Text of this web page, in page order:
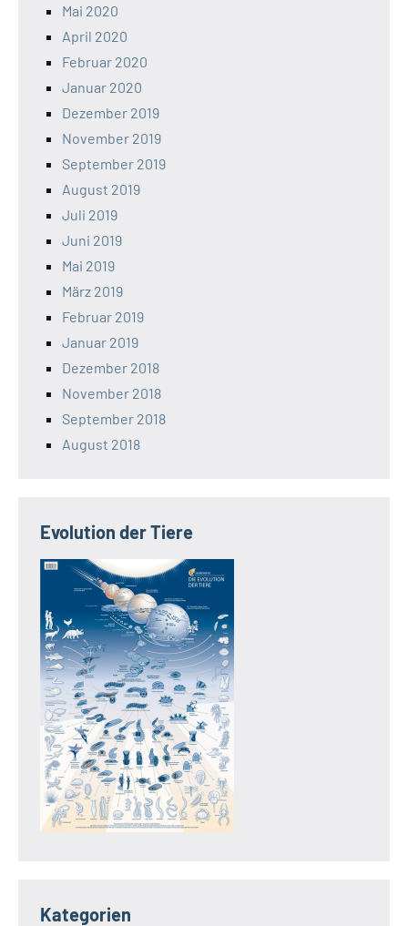
Mai 2020
April 2020
Februar 2020
Januar 2020
Dezember 2019
November 2019
September 2019
August 2019
Juli 2019
Juni 2019
Mai 2019
März 2019
Februar 2019
Januar 2019
Dezember 2018
November 2018
September 2018
August 2018
Evolution der Tiere
Kategorien